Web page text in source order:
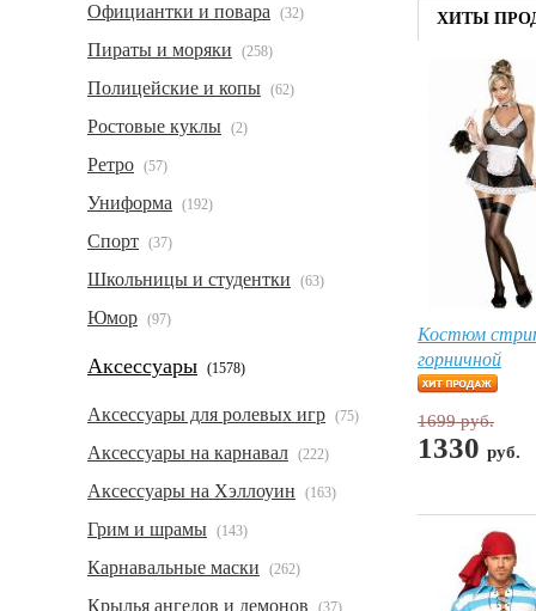
Официантки и повара (32)
Пираты и моряки (258)
Полицейские и копы (62)
Ростовые куклы (2)
Ретро (57)
Униформа (192)
Спорт (37)
Школьницы и студентки (63)
Юмор (97)
Аксессуары (1578)
Аксессуары для ролевых игр (75)
Аксессуары на карнавал (222)
Аксессуары на Хэллоуин (163)
Грим и шрамы (143)
Карнавальные маски (262)
Крылья ангелов и демонов (37)
ХИТЫ
Костюм
горничной
1699 руб.
1330 руб.